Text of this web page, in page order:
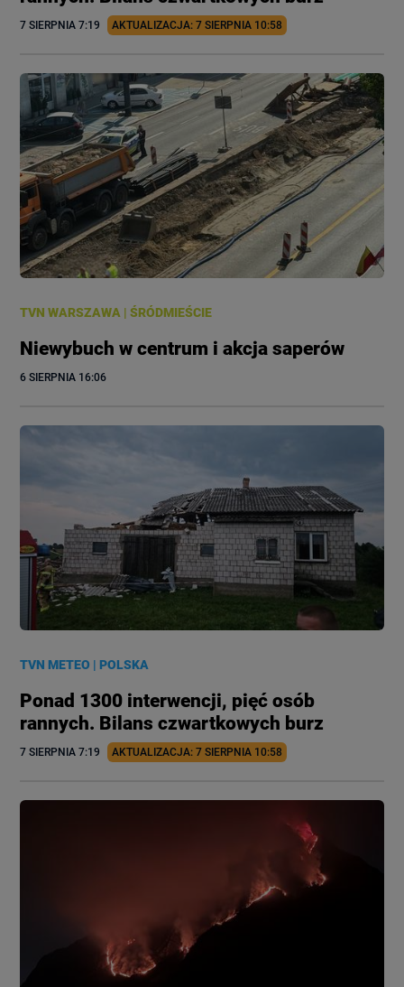
7 SIERPNIA 7:19 AKTUALIZACJA: 7 SIERPNIA 10:58
TVN WARSZAWA |ŚRÓDMIEŚCIE
Niewybuch w centrum i akcja saperów
6 SIERPNIA 16:06
TVN METEO |POLSKA
Ponad 1300 interwencji, pięć osób
rannych. Bilans czwartkowych burz
7 SIERPNIA 7:19 AKTUALIZACJA: 7 SIERPNIA 10:58